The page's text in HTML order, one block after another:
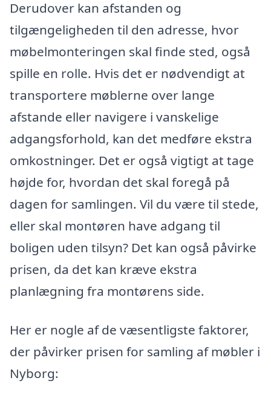
Derudover kan afstanden og
tilgængeligheden til den adresse, hvor
møbelmonteringen skal finde sted, også
spille en rolle. Hvis det er nødvendigt at
transportere møblerne over lange
afstande eller navigere i vanskelige
adgangsforhold, kan det medføre ekstra
omkostninger. Det er også vigtigt at tage
højde for, hvordan det skal foregå på
dagen for samlingen. Vil du være til stede,
eller skal montøren have adgang til
boligen uden tilsyn? Det kan også påvirke
prisen, da det kan kræve ekstra
planlægning fra montørens side.
Her er nogle af de væsentligste faktorer,
der påvirker prisen for samling af møbler i
Nyborg: